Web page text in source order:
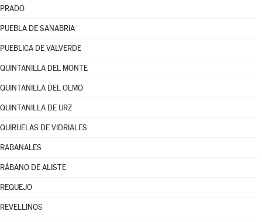
PRADO
PUEBLA DE SANABRIA
PUEBLICA DE VALVERDE
QUINTANILLA DEL MONTE
QUINTANILLA DEL OLMO
QUINTANILLA DE URZ
QUIRUELAS DE VIDRIALES
RABANALES
RÁBANO DE ALISTE
REQUEJO
REVELLINOS